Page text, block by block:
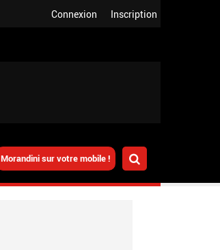
Inscription
Connexion
Morandini sur votre mobile !